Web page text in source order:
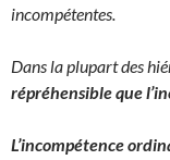
incompétentes.
Dans la plupart des
répréhensible que
L’incompétence